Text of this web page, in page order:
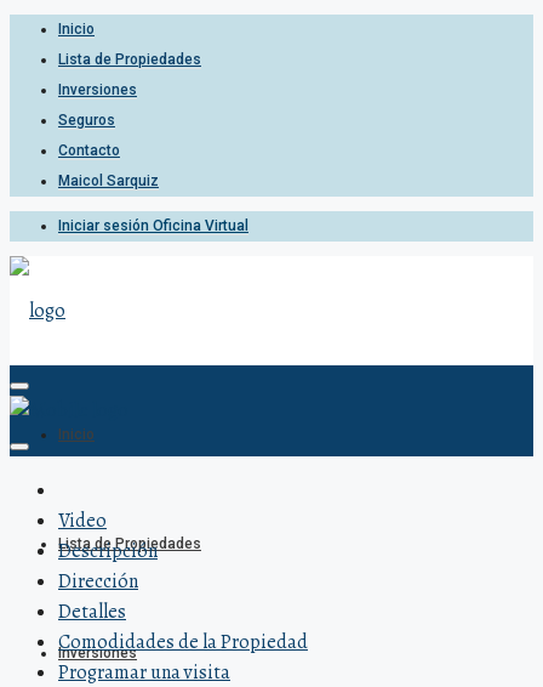
Inicio
Lista de Propiedades
Inversiones
Seguros
Contacto
Maicol Sarquiz
Iniciar sesión Oficina Virtual
Inicio
Lista de Propiedades
Inversiones
Video
Descripción
Dirección
Detalles
Comodidades de la Propiedad
Programar una visita